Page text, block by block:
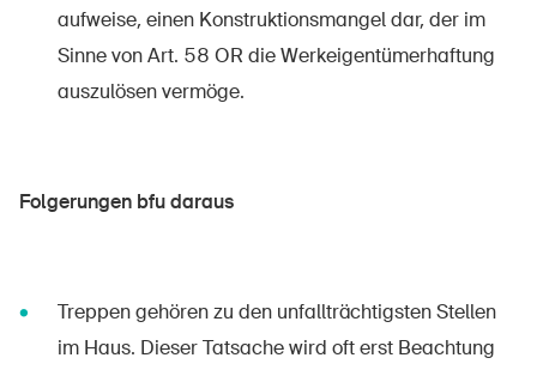
aufweise, einen Konstruktionsmangel dar, der im
Sinne von Art. 58 OR die Werkeigentümerhaftung
auszulösen vermöge.
Folgerungen bfu daraus
Treppen gehören zu den unfallträchtigsten Stellen
im Haus. Dieser Tatsache wird oft erst Beachtung